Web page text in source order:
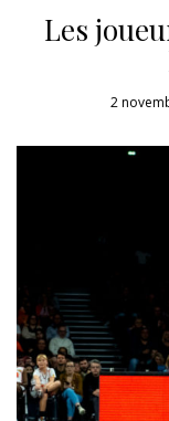
Les
2